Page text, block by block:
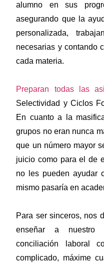
alumno en sus
asegurando que la
personalizada,
necesarias y contando
cada materia.
Preparan todas las
Selectividad y Ciclos
En cuanto a la
grupos no eran nunca
que un número mayor
juicio como para el de
no les pueden ayudar
mismo pasaría en
Para ser sinceros, nos
enseñar a nuestro
conciliación laboral
complicado, máxime